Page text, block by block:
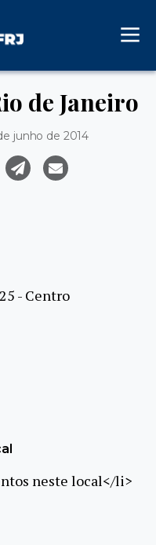
de Janeiro
junho de 2014
- Centro
neste local</li>